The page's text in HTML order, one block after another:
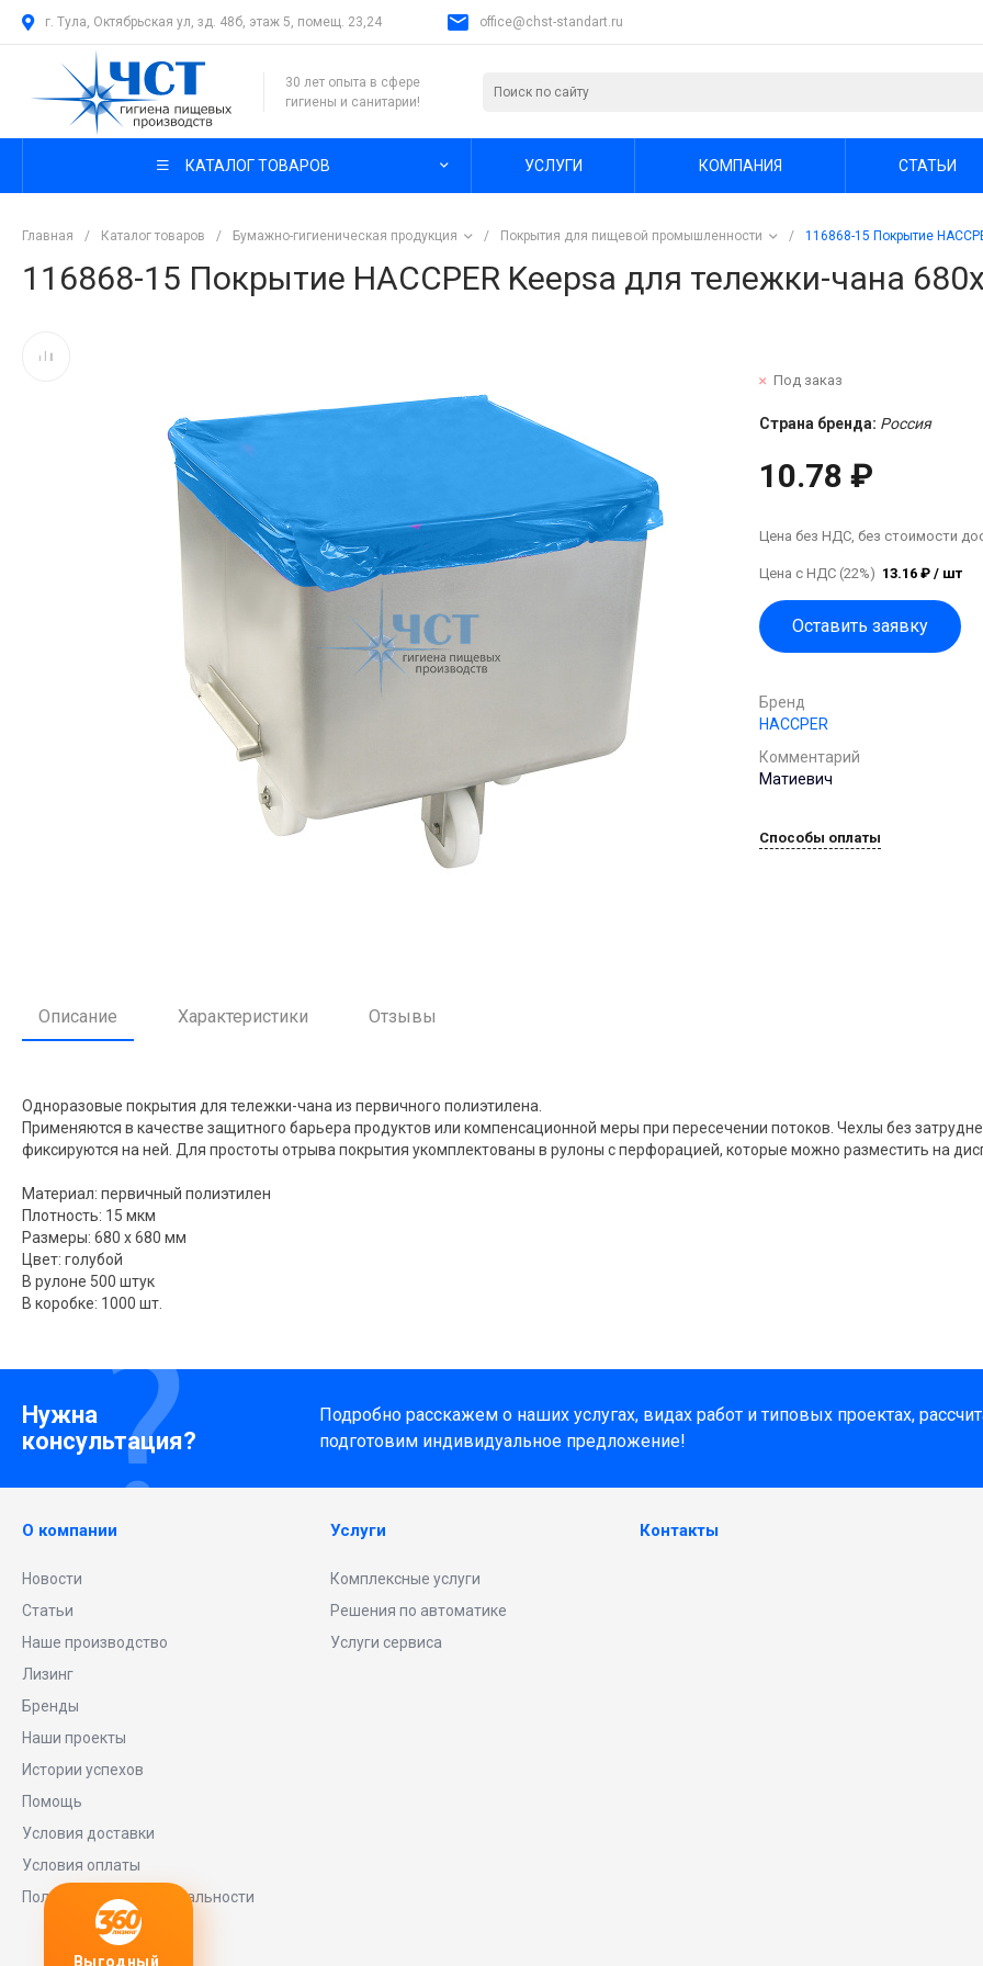
г. Тула, Октябрьская ул, зд. 48б, этаж 5, помещ. 23,24 office@chst-standart.ru
30 лет опыта в сфере
гигиены и санитарии!
КАТАЛОГ ТОВАРОВ УСЛУГИ КОМПАНИЯ СТАТЬИ
Главная / Каталог товаров / Бумажно-гигиеническая продукция / Покрытия для пищевой промышленности / 116868-15 Покрытие
116868-15 Покрытие HACCPER Keepsa для тележки-чана
Под заказ
Страна бренда: Россия
10.78 ₽
Цена без НДС, без стоимости
Цена с НДС (22%) 13.16 ₽ / шт
Оставить заявку
Бренд
HACCPER
Комментарий
Матиевич
Способы оплаты
Описание Характеристики Отзывы
Одноразовые покрытия для тележки-чана из первичного полиэтилена.
Применяются в качестве защитного барьера продуктов или компенсационной меры при пересечении потоков. Чехлы без
фиксируются на ней. Для простоты отрыва покрытия укомплектованы в рулоны с перфорацией, которые можно разместить на
Материал: первичный полиэтилен
Плотность: 15 мкм
Размеры: 680 х 680 мм
Цвет: голубой
В рулоне 500 штук
В коробке: 1000 шт.
Нужна
консультация?
Подробно расскажем о наших услугах, видах работ и типовых проектах,
подготовим индивидуальное предложение!
О компании
Новости
Статьи
Наше производство
Лизинг
Бренды
Наши проекты
Истории успехов
Помощь
Условия доставки
Условия оплаты
Политика конфиденциальности
Услуги
Комплексные услуги
Решения по автоматике
Услуги сервиса
Контакты
Выгодный